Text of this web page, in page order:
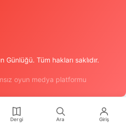
Günlüğü. Tüm hakları saklıdır.
oyun medya platformu
Dergi Ara Giriş